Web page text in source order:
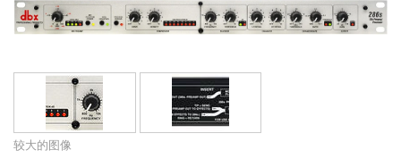
语言/地区
较大的图像